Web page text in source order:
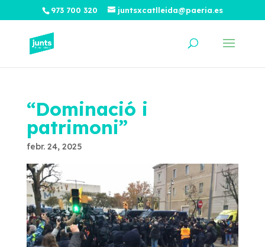
973 700 320 juntsxcatlleida@paeria.es
“Dominació i
patrimoni”
febr. 24, 2025